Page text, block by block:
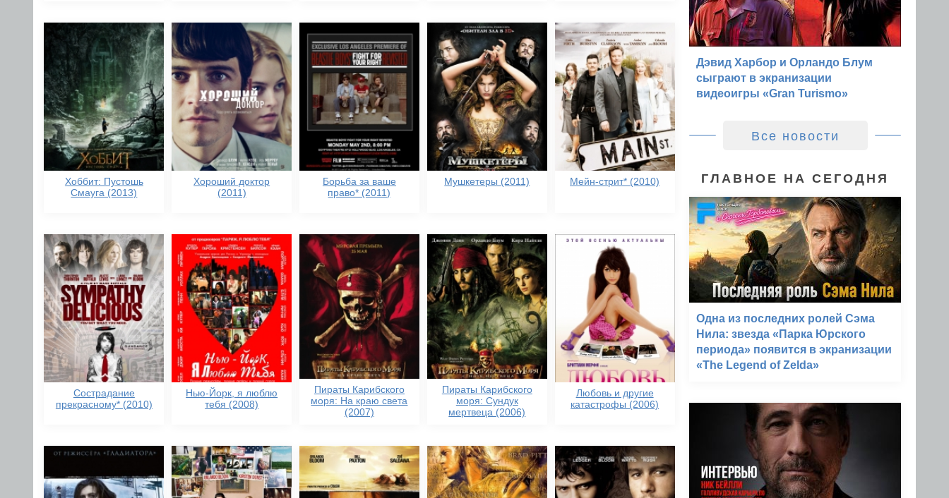
Хоббит: Пустошь
Смауга (2013)
Хороший доктор
(2011)
Борьба за ваше
право* (2011)
Мушкетеры (2011) Мейн-стрит* (2010)
Сострадание
прекрасному* (2010)
Нью-Йорк, я люблю
тебя (2008)
Пираты Карибского
моря: На краю света
(2007)
Пираты Карибского
моря: Сундук
мертвеца (2006)
Любовь и другие
катастрофы (2006)
Дэвид Харбор и Орландо Блум
сыграют в экранизации
видеоигры «Gran Turismo»
Все новости
ГЛАВНОЕ НА СЕГОДНЯ
Одна из последних ролей Сэма
Нила: звезда «Парка Юрского
периода» появится в экранизации
«The Legend of Zelda»